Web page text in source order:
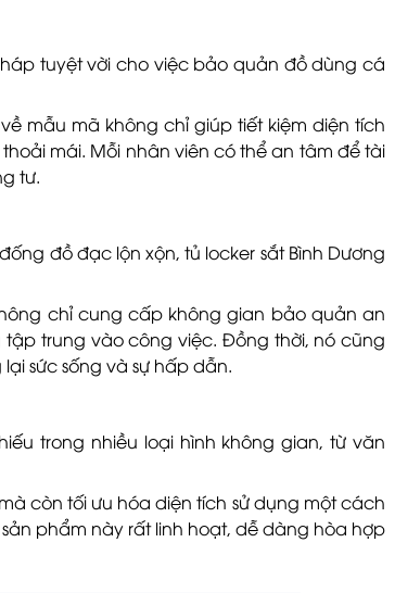
tuyệt vời cho việc bảo quản đồ dùng cá
mẫu mã không chỉ giúp tiết kiệm diện tích
mái. Mỗi nhân viên có thể an tâm để tài
tư.
đồ đạc lộn xộn, tủ locker sắt Bình Dương
chỉ cung cấp không gian bảo quản an
trung vào công việc. Đồng thời, nó cũng
sức sống và sự hấp dẫn.
trong nhiều loại hình không gian, từ văn
còn tối ưu hóa diện tích sử dụng một cách
phẩm này rất linh hoạt, dễ dàng hòa hợp